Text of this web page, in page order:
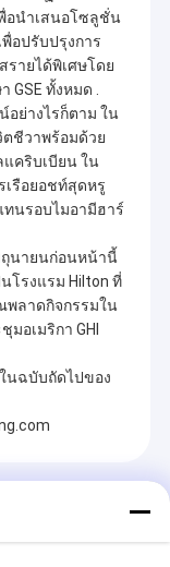
อนำเสนอโซลูชั่น
อปรับปรุงการ
รายได้พิเศษโดย
GSE ทั้งหมด .
อย่างไรก็ตาม ใน
ชีวาพร้อมด้วย
คริบเบียน ใน
รือยอชท์สุดหรู
ทนรอบไมอามีฮาร์
นายนก่อนหน้านี้
โรงแรม Hilton ที่
พลาดกิจกรรมใน
อเมริกา GHI
นฉบับถัดไปของ